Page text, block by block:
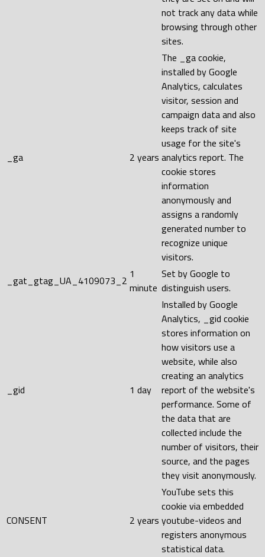
not track any data while
browsing through other
sites.
_ga 2 years
The _ga cookie,
installed by Google
Analytics, calculates
visitor, session and
campaign data and also
keeps track of site
usage for the site's
analytics report. The
cookie stores
information
anonymously and
assigns a randomly
generated number to
recognize unique
visitors.
_gat_gtag_UA_4109073_2 1
minute
Set by Google to
distinguish users.
_gid 1 day
Installed by Google
Analytics, _gid cookie
stores information on
how visitors use a
website, while also
creating an analytics
report of the website's
performance. Some of
the data that are
collected include the
number of visitors, their
source, and the pages
they visit anonymously.
CONSENT 2 years
YouTube sets this
cookie via embedded
youtube-videos and
registers anonymous
statistical data.